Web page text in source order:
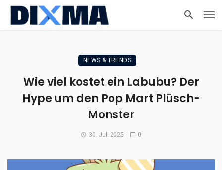
NEWS & TRENDS
Wie viel kostet ein Labubu? Der
Hype um den Pop Mart Plüsch-
Monster
30. Juli 2025 0